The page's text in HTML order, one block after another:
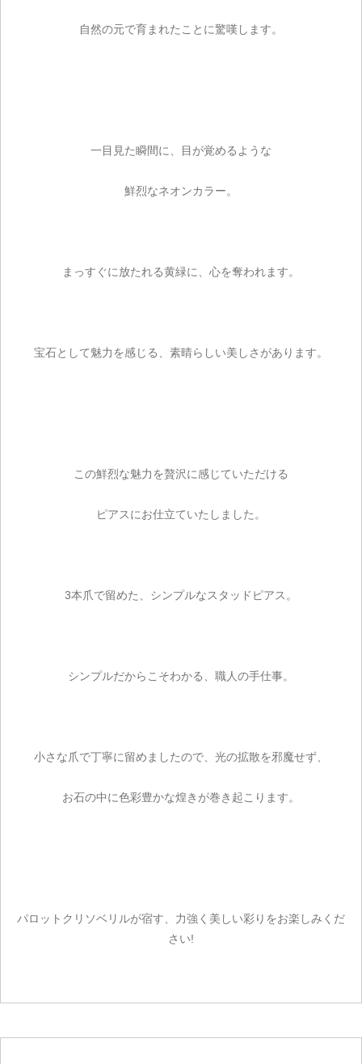
自然の元で育まれたことに驚嘆します。
一目見た瞬間に、目が覚めるような
鮮烈なネオンカラー。
まっすぐに放たれる黄緑に、心を奪われます。
宝石として魅力を感じる、素晴らしい美しさがあります。
この鮮烈な魅力を贅沢に感じていただける
ピアスにお仕立ていたしました。
3本爪で留めた、シンプルなスタッドピアス。
シンプルだからこそわかる、職人の手仕事。
小さな爪で丁寧に留めましたので、光の拡散を邪魔せず、
お石の中に色彩豊かな煌きが巻き起こります。
パロットクリソベリルが宿す、力強く美しい彩りをお楽しみくだ
さい!